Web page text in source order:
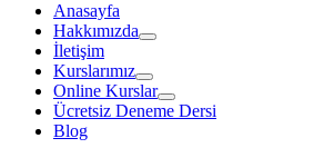
Anasayfa
Hakkımızda
İletişim
Kurslarımız
Online Kurslar
Ücretsiz Deneme Dersi
Blog